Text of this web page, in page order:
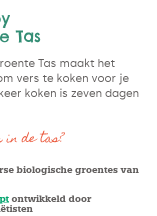
Tas
Tas maakt het
vers te koken voor je
koken is zeven dagen
de tas?
biologische groentes van
ontwikkeld door